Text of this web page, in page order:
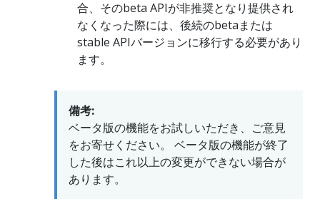
合、そのbeta APIが非推奨となり提供され
なくなった際には、後続のbetaまたは
stable APIバージョンに移行する必要があり
ます。
備考:
ベータ版の機能をお試しいただき、ご意見
をお寄せください。 ベータ版の機能が終了
した後はこれ以上の変更ができない場合が
あります。